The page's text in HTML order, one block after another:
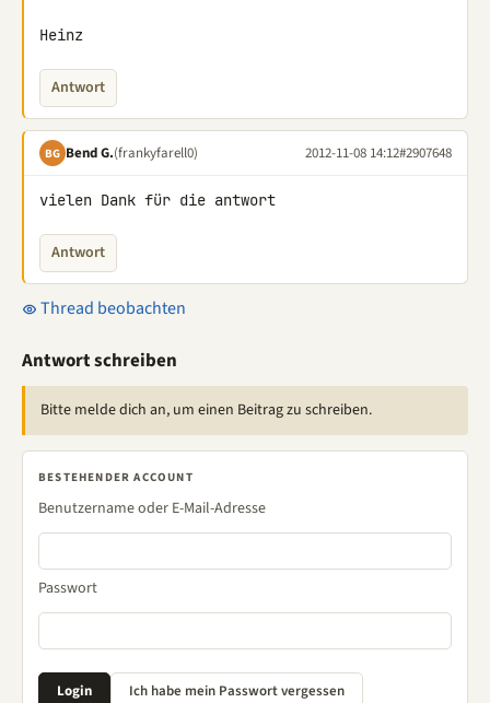
Heinz
Antwort
BG Bend G.(frankyfarell0) 2012-11-08 14:12#2907648
vielen Dank für die antwort
Antwort
Thread beobachten
Antwort schreiben
Bitte melde dich an, um einen Beitrag zu schreiben.
BESTEHENDER ACCOUNT
Benutzername oder E-Mail-Adresse
Passwort